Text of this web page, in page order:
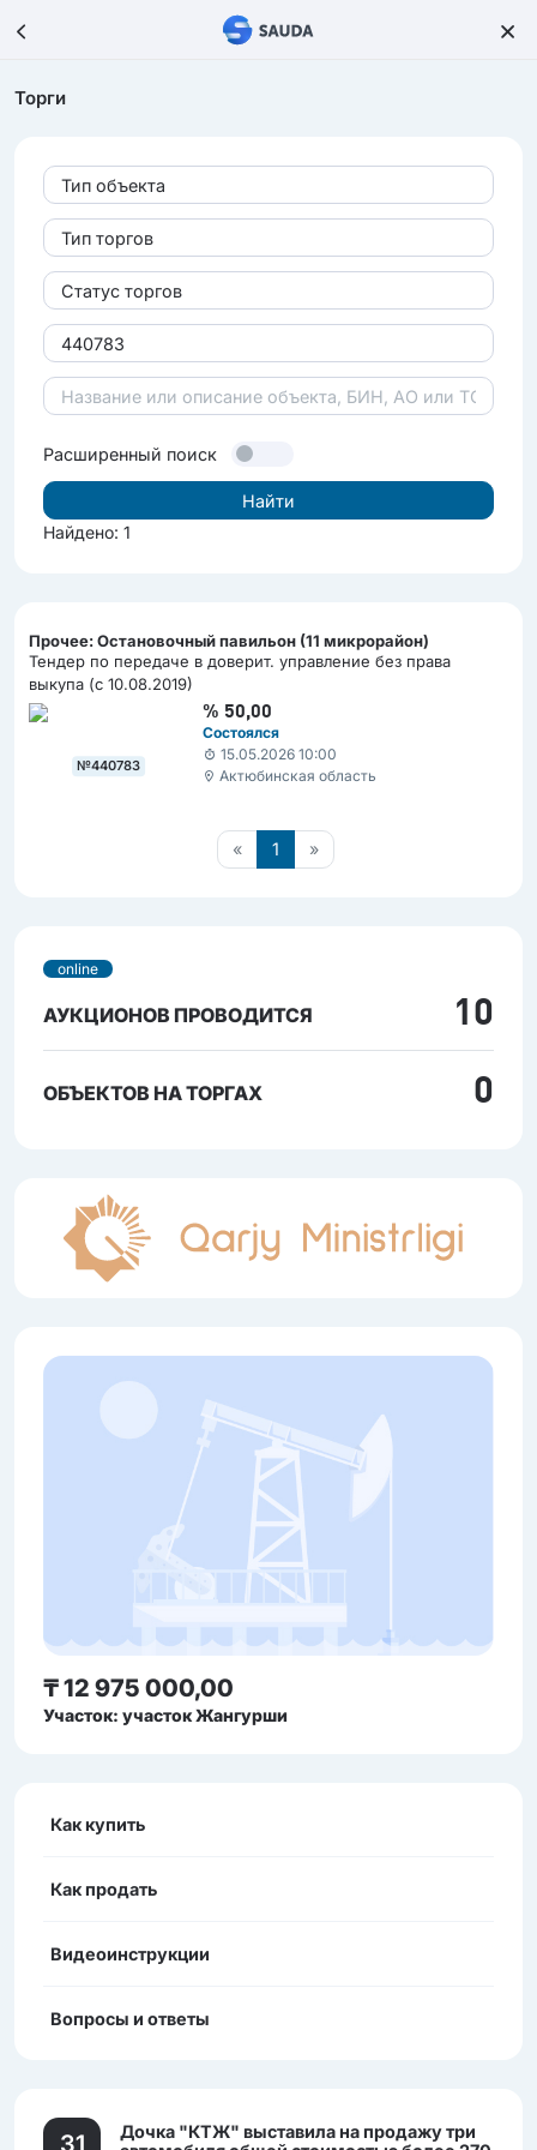
Торги
Тип объекта
Тип торгов
Статус торгов
Расширенный поиск
Найдено: 1
Прочее: Остановочный павильон (11 микрорайон)
Тендер по передаче в доверит. управление без права
выкупа (с 10.08.2019)
№440783
% 50,00
Состоялся
15.05.2026 10:00
Актюбинская область
« 1 »
online
АУКЦИОНОВ ПРОВОДИТСЯ 10
ОБЪЕКТОВ НА ТОРГАХ 0
₸ 12 975 000,00
Участок: участок Жангурши
Как купить
Как продать
Видеоинструкции
Вопросы и ответы
31
Дочка "КТЖ" выставила на продажу три